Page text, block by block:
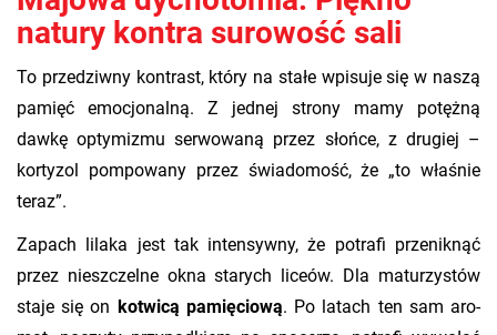
natury kontra surowość sali
​To prze­dziw­ny kon­trast, który na stałe wpi­su­je się w naszą
pa­mięć emo­cjo­nal­ną. Z jed­nej stro­ny mamy po­tęż­ną
dawkę opty­mi­zmu ser­wo­wa­ną przez słoń­ce, z dru­giej –
kor­ty­zol pom­po­wa­ny przez świa­do­mość, że „to wła­śnie
teraz”.
​Za­pach li­la­ka jest tak in­ten­syw­ny, że po­tra­fi prze­nik­nąć
przez nie­szczel­ne okna sta­rych li­ce­ów. Dla ma­tu­rzy­stów
staje się on ko­twi­cą pa­mię­cio­wą. Po la­tach ten sam aro­